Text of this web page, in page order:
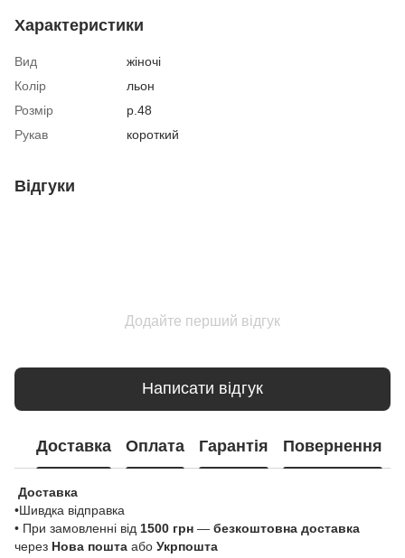
Характеристики
Вид
жіночі
Колір
льон
Розмір
р.48
Рукав
короткий
Відгуки
Додайте перший відгук
Написати відгук
Доставка Оплата Гарантія Повернення
Доставка
•Шивдка відправка
• При замовленні від 1500 грн — безкоштовна доставка
через Нова пошта або Укрпошта